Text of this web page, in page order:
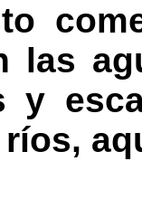
las
y